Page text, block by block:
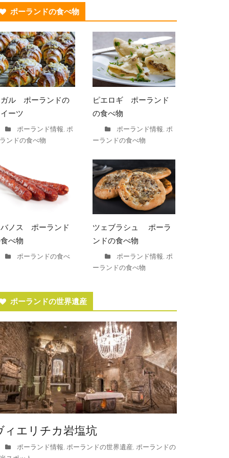
ポーランドの食べ物
ル ポーランドの
ーツ
ポーランド情報 ポ
ンドの食べ物
ピエロギ ポーランド
の食べ物
ポーランド情報 ポ
ーランドの食べ物
ノス ポーランド
べ物
ポーランドの食べ
ツェブラシュ ポーラ
ンドの食べ物
ポーランド情報,ポ
ーランドの食べ物
ポーランドの世界遺産
ィエリチカ岩塩坑
ポーランド情報, ポーランドの世界遺産, ポーランドの